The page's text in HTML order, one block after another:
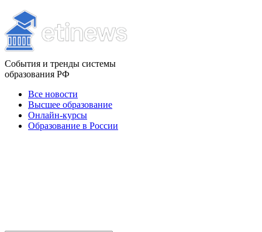
События и тренды системы
образования РФ
Все новости
Высшее образование
Онлайн-курсы
Образование в России